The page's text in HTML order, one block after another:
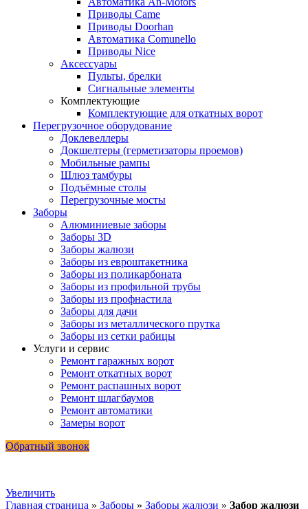
Приводы Came
Приводы Doorhan
Автоматика Comunello
Приводы Nice
Аксессуары
Пульты, брелки
Сигнальные элементы
Комплектующие
Комплектующие для откатных ворот
Перегрузочное оборудование
Доклевеллеры
Докшелтеры (герметизаторы проемов)
Мобильные рампы
Шлюз тамбуры
Подъёмные столы
Перегрузочные мосты
Заборы
Алюминиевые заборы
Заборы 3D
Заборы жалюзи
Заборы из евроштакетника
Заборы из поликарбоната
Заборы из профильной трубы
Заборы из профнастила
Заборы для дачи
Заборы из металлического прутка
Заборы из сетки рабицы
Услуги и сервис
Ремонт гаражных ворот
Ремонт откатных ворот
Ремонт распашных ворот
Ремонт шлагбаумов
Ремонт автоматики
Замеры ворот
Обратный звонок
Увеличить
Главная страница » Заборы » Заборы жалюзи » Забор жалюзи